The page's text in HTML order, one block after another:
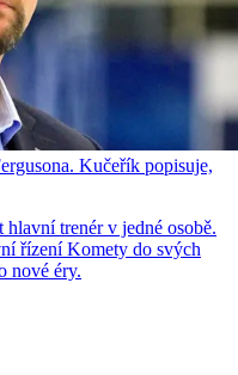
Kučeřík popisuje,
trenér v jedné osobě.
řízení Komety do svých
nové éry.